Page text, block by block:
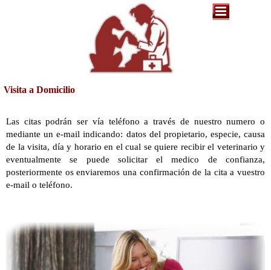
Visita a Domicilio
Las citas podrán ser vía teléfono a través de nuestro numero o
mediante un e-mail indicando: datos del propietario, especie, causa
de la visita, día y horario en el cual se quiere recibir el veterinario y
eventualmente se puede solicitar el medico de confianza,
posteriormente os enviaremos una confirmación de la cita a vuestro
e-mail o teléfono.